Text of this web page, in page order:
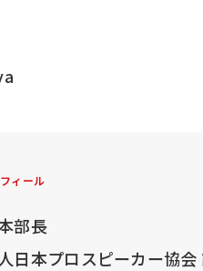
ィール
部長
日本プロスピーカー協会